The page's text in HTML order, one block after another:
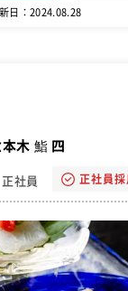
日：2024.08.28
木 鮨 四
正社員 正社員